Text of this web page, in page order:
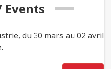
Events
du 30 mars au 02 avril